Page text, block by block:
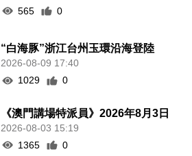
565
0
“白海豚”浙江台州玉環沿海登陸
2026-08-09 17:40
1029
0
《澳門講場特派員》2026年8月3日
2026-08-03 15:19
1365
0